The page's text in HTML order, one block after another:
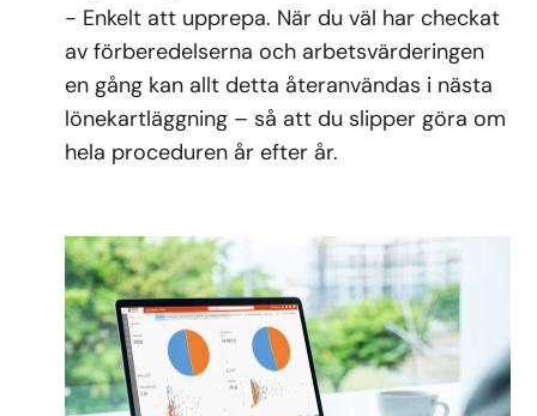
- Enkelt att upprepa. När du väl har checkat
av förberedelserna och arbetsvärderingen
en gång kan allt detta återanvändas i nästa
lönekartläggning – så att du slipper göra om
hela proceduren år efter år.